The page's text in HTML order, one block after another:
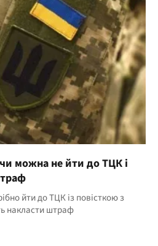
можна не йти до ТЦК і
йти до ТЦК із повісткою з
накласти штраф